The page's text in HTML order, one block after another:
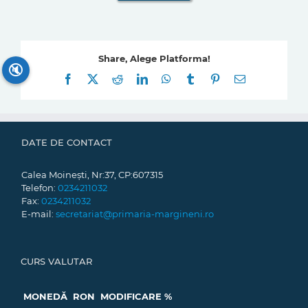
Share, Alege Platforma!
Facebook
RedditLinkedInWhatsApp
Tumblr Pinterest
E-
DATE DE CONTACT
Calea Moinești, Nr:37, CP:607315
Telefon: 0234211032
Fax: 0234211032
E-mail: secretariat@primaria-margineni.ro
CURS VALUTAR
MONEDĂ RON
MODIFICARE %
🔇